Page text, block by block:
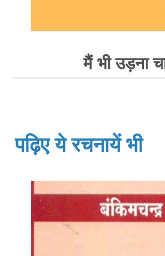
मैं भी उड़ना
पढ़िए ये रचनायें भी